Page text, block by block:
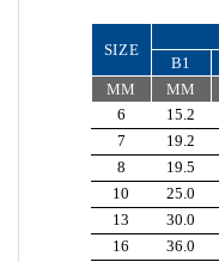
SIZE
B1
MM
MM
6
15.2
7
19.2
8
19.5
10
25.0
13
30.0
16
36.0